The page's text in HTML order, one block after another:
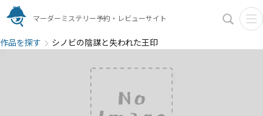
マーダーミステリー予約・レビューサイト
作品を探す シノビの陰謀と失われた王印